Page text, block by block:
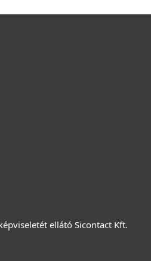
ellátó Sicontact Kft.